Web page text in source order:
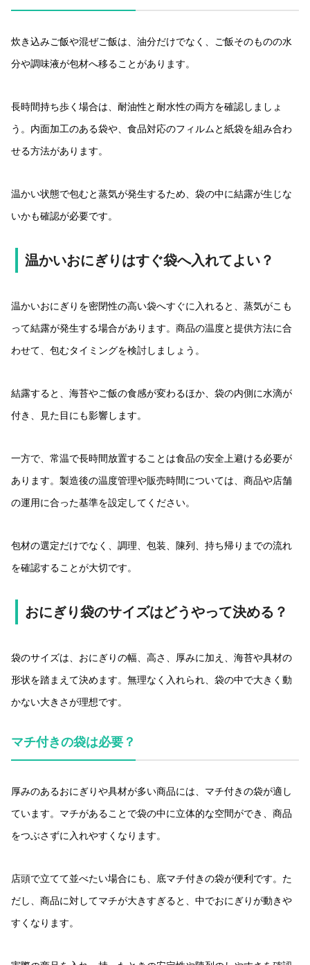
炊き込みご飯や混ぜご飯は、油分だけでなく、ご飯そのものの水
分や調味液が包材へ移ることがあります。
長時間持ち歩く場合は、耐油性と耐水性の両方を確認しましょ
う。内面加工のある袋や、食品対応のフィルムと紙袋を組み合わ
せる方法があります。
温かい状態で包むと蒸気が発生するため、袋の中に結露が生じな
いかも確認が必要です。
温かいおにぎりはすぐ袋へ入れてよい？
温かいおにぎりを密閉性の高い袋へすぐに入れると、蒸気がこも
って結露が発生する場合があります。商品の温度と提供方法に合
わせて、包むタイミングを検討しましょう。
結露すると、海苔やご飯の食感が変わるほか、袋の内側に水滴が
付き、見た目にも影響します。
一方で、常温で長時間放置することは食品の安全上避ける必要が
あります。製造後の温度管理や販売時間については、商品や店舗
の運用に合った基準を設定してください。
包材の選定だけでなく、調理、包装、陳列、持ち帰りまでの流れ
を確認することが大切です。
おにぎり袋のサイズはどうやって決める？
袋のサイズは、おにぎりの幅、高さ、厚みに加え、海苔や具材の
形状を踏まえて決めます。無理なく入れられ、袋の中で大きく動
かない大きさが理想です。
マチ付きの袋は必要？
厚みのあるおにぎりや具材が多い商品には、マチ付きの袋が適し
ています。マチがあることで袋の中に立体的な空間ができ、商品
をつぶさずに入れやすくなります。
店頭で立てて並べたい場合にも、底マチ付きの袋が便利です。た
だし、商品に対してマチが大きすぎると、中でおにぎりが動きや
すくなります。